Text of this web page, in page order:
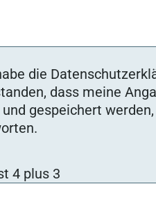
die
dass meine
gespeichert
4 plus 3